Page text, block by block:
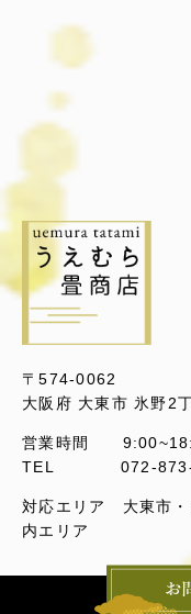
〒574-0062
大阪府 大東市 氷野2
営業時間
TEL 072-873-
対応エリア 大東市・
内エリア
©